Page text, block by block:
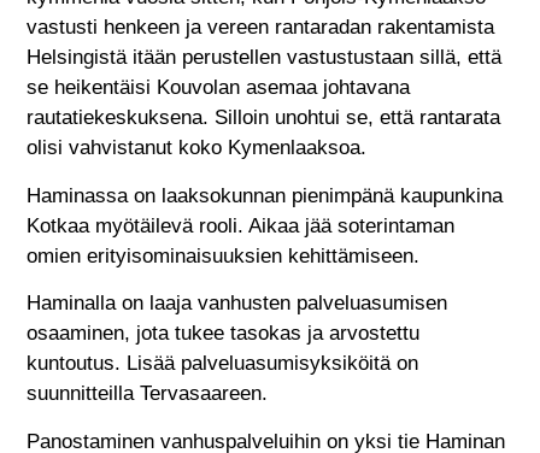
vastusti henkeen ja vereen rantaradan rakentamista
Helsingistä itään perustellen vastustustaan sillä, että
se heikentäisi Kouvolan asemaa johtavana
rautatiekeskuksena. Silloin unohtui se, että rantarata
olisi vahvistanut koko Kymenlaaksoa.
Haminassa on laaksokunnan pienimpänä kaupunkina
Kotkaa myötäilevä rooli. Aikaa jää soterintaman
omien erityisominaisuuksien kehittämiseen.
Haminalla on laaja vanhusten palveluasumisen
osaaminen, jota tukee tasokas ja arvostettu
kuntoutus. Lisää palveluasumisyksiköitä on
suunnitteilla Tervasaareen.
Panostaminen vanhuspalveluihin on yksi tie Haminan